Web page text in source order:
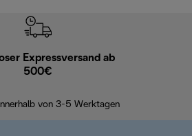
Expressversand ab
500€
von 3-5 Werktagen